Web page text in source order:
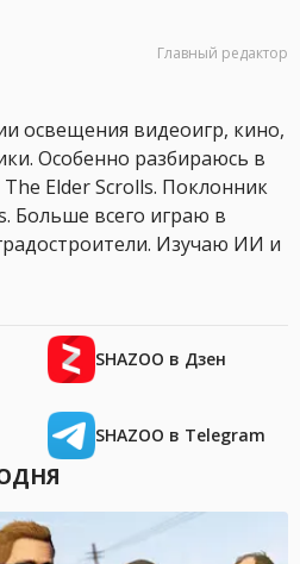
Главный редактор
освещения видеоигр, кино,
Особенно разбираюсь в
Elder Scrolls. Поклонник
Больше всего играю в
Изучаю ИИ и
SHAZOO в Дзен
SHAZOO в Telegram